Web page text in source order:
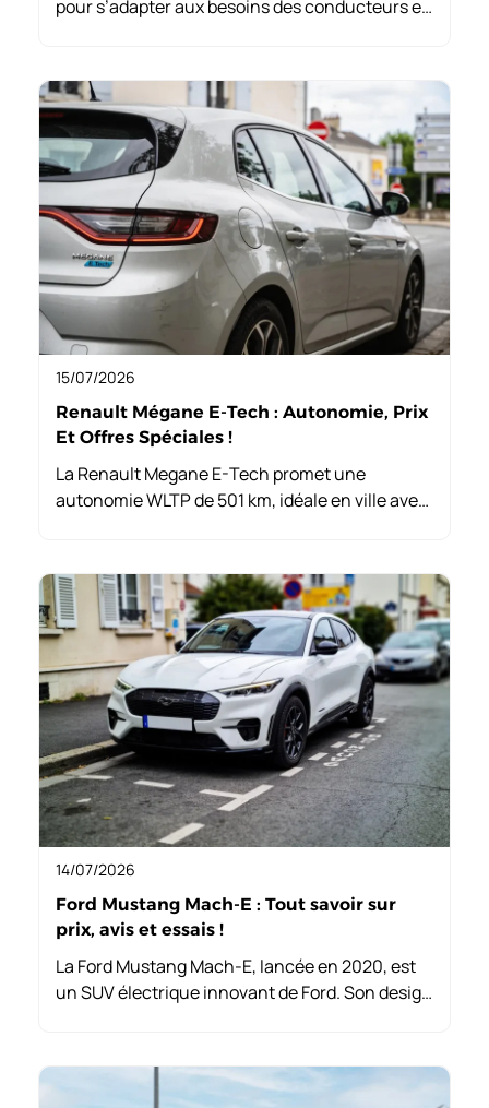
pour s’adapter aux besoins des conducteurs en
style et fonctionnalité.
15/07/2026
Renault Mégane E-Tech : Autonomie, Prix
Et Offres Spéciales !
La Renault Megane E-Tech promet une
autonomie WLTP de 501 km, idéale en ville avec
préconditionnement. Une vraie polyvalence !
14/07/2026
Ford Mustang Mach-E : Tout savoir sur
prix, avis et essais !
La Ford Mustang Mach-E, lancée en 2020, est
un SUV électrique innovant de Ford. Son design
dans l’évolution électrique de la marque.